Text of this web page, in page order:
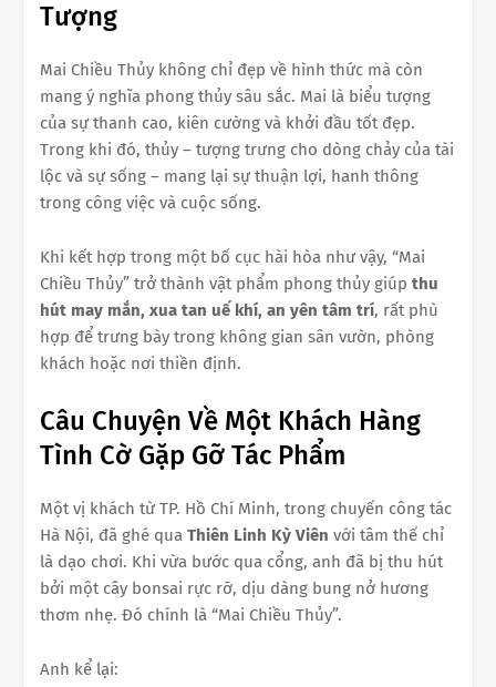
Tượng
Mai Chiều Thủy không chỉ đẹp về hình thức mà còn
mang ý nghĩa phong thủy sâu sắc. Mai là biểu tượng
của sự thanh cao, kiên cường và khởi đầu tốt đẹp.
Trong khi đó, thủy – tượng trưng cho dòng chảy của tài
lộc và sự sống – mang lại sự thuận lợi, hanh thông
trong công việc và cuộc sống.
Khi kết hợp trong một bố cục hài hòa như vậy, “Mai
Chiều Thủy” trở thành vật phẩm phong thủy giúp thu
hút may mắn, xua tan uế khí, an yên tâm trí, rất phù
hợp để trưng bày trong không gian sân vườn, phòng
khách hoặc nơi thiền định.
Câu Chuyện Về Một Khách Hàng
Tình Cờ Gặp Gỡ Tác Phẩm
Một vị khách từ TP. Hồ Chí Minh, trong chuyến công tác
Hà Nội, đã ghé qua Thiên Linh Kỳ Viên với tâm thế chỉ
là dạo chơi. Khi vừa bước qua cổng, anh đã bị thu hút
bởi một cây bonsai rực rỡ, dịu dàng bung nở hương
thơm nhẹ. Đó chính là “Mai Chiều Thủy”.
Anh kể lại: